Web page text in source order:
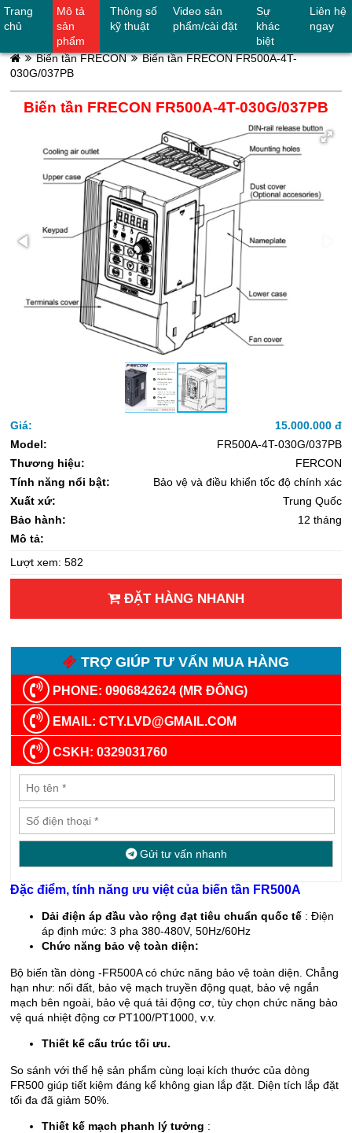
Biến tần FRECON
Biến tần FRECON FR500A-4T-
030G/037PB
Biến tần FRECON FR500A-4T-030G/037PB
Giá:
15.000.000 đ
Model:
FR500A-4T-030G/037PB
Thương hiệu:
FERCON
Tính năng nổi bật:
Bảo vệ và điều khiển tốc độ chính xác
Xuất xứ:
Trung Quốc
Bảo hành:
12 tháng
Mô tả:
Lượt xem: 582
ĐẶT HÀNG NHANH
TRỢ GIÚP TƯ VẤN MUA HÀNG
PHONE: 0906842624 (MR ĐÔNG)
EMAIL: CTY.LVD@GMAIL.COM
CSKH: 0329031760
Gửi tư vấn nhanh
Trang
chủ
Mô tả
sản
phẩm
Thông số
kỹ thuật
Video sản
phẩm/cài đặt
Sự
khác
biệt
Liên hệ
ngay
Đặc điểm, tính năng ưu việt của biến tần FR500A
Dải điện áp đầu vào rộng đạt tiêu chuẩn quốc tế : Điện
áp định mức: 3 pha 380-480V, 50Hz/60Hz
Chức năng bảo vệ toàn diện:
Bộ biến tần dòng -FR500A có chức năng bảo vệ toàn diện. Chẳng
hạn như: nối đất, bảo vệ mạch truyền động quạt, bảo vệ ngắn
mạch bên ngoài, bảo vệ quá tải động cơ, tùy chọn chức năng bảo
vệ quá nhiệt động cơ PT100/PT1000, v.v.
Thiết kế cấu trúc tối ưu.
So sánh với thế hệ sản phẩm cùng loại kích thước của dòng
FR500 giúp tiết kiệm đáng kể không gian lắp đặt. Diện tích lắp đặt
tối đa đã giảm 50%.
Thiết kế mạch phanh lý tưởng :